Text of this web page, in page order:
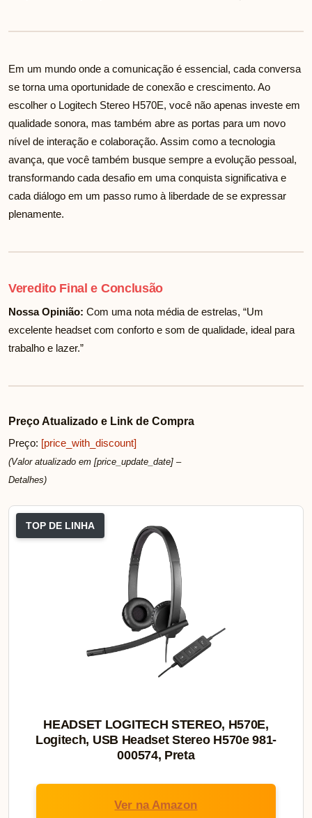
Em um mundo onde a comunicação é essencial, cada conversa
se torna uma oportunidade de conexão e crescimento. Ao
escolher o Logitech Stereo H570E, você não apenas investe em
qualidade sonora, mas também abre as portas para um novo
nível de interação e colaboração. Assim como a tecnologia
avança, que você também busque sempre a evolução pessoal,
transformando cada desafio em uma conquista significativa e
cada diálogo em um passo rumo à liberdade de se expressar
plenamente.
Veredito Final e Conclusão
Nossa Opinião: Com uma nota média de estrelas, “Um
excelente headset com conforto e som de qualidade, ideal para
trabalho e lazer.”
Preço Atualizado e Link de Compra
Preço: [price_with_discount]
(Valor atualizado em [price_update_date] –
Detalhes)
TOP DE LINHA
HEADSET LOGITECH STEREO, H570E,
Logitech, USB Headset Stereo H570e 981-
000574, Preta
Ver na Amazon